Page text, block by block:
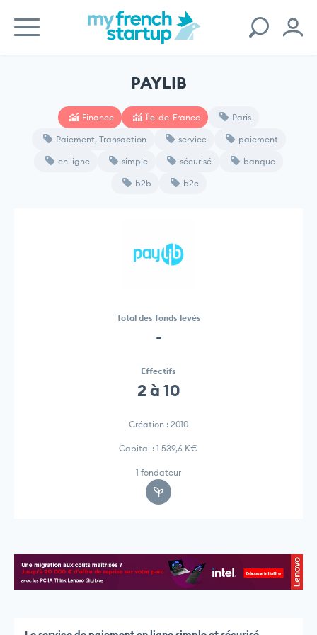
PAYLIB
Finance Île-de-France Paris
Paiement, Transaction service paiement
en ligne simple sécurisé banque
b2b b2c
Total des fonds levés
-
Effectifs
2 à 10
Création : 2010
Capital : 1 539,6 K€
1 fondateur